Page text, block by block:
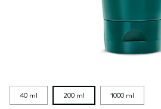
40 ml 200 ml 1000 ml